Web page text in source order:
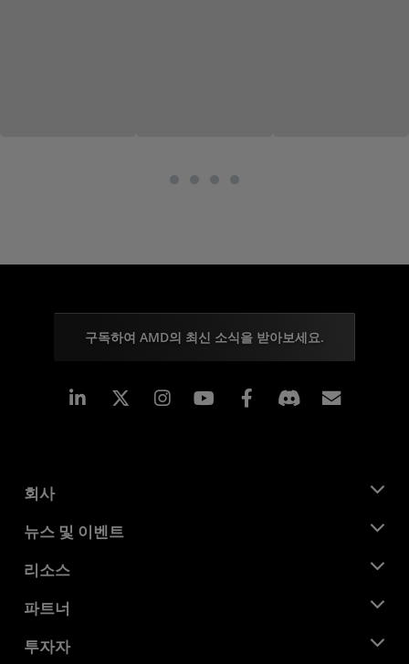
구독하여 AMD의 최신 소식을 받아보세요.
Linkedin Instagram Facebook
회사
AMD 소개
기업의 사회적 책임
채용
문의하기
뉴스 및 이벤트
뉴스룸
미디어 라이브러리
리소스
개발자 센트럴
사례 연구
파트너
AMD 파트너 허브
투자자